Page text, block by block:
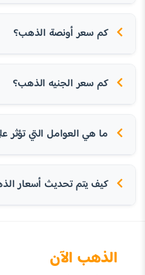
كم سعر أونصة الذهب؟
كم سعر الجنيه الذهب؟
ما هي العوامل التي
كيف يتم تحديث أسعار
الذهب الآن